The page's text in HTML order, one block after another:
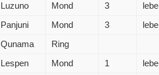
Luzuno Mond 3
Panjuni Mond 3
Qunama
Ring
Lespen Mond 1